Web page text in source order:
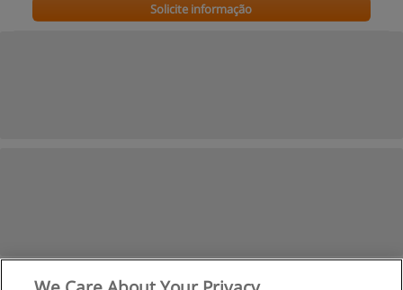
Solicite informação